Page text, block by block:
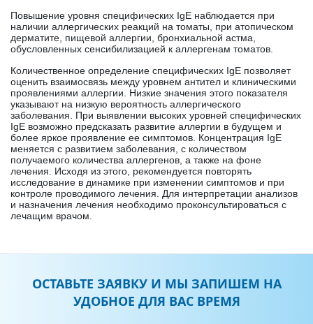
Повышение уровня специфических IgE наблюдается при
наличии аллергических реакций на томаты, при атопическом
дерматите, пищевой аллергии, бронхиальной астма,
обусловленных сенсибилизацией к аллергенам томатов.
Количественное определение специфических IgE позволяет
оценить взаимосвязь между уровнем антител и клиническими
проявлениями аллергии. Низкие значения этого показателя
указывают на низкую вероятность аллергического
заболевания. При выявлении высоких уровней специфических
IgE возможно предсказать развитие аллергии в будущем и
более яркое проявление ее симптомов. Концентрация IgE
меняется с развитием заболевания, с количеством
получаемого количества аллергенов, а также на фоне
лечения. Исходя из этого, рекомендуется повторять
исследование в динамике при изменении симптомов и при
контроле проводимого лечения. Для интерпретации анализов
и назначения лечения необходимо проконсультироваться с
лечащим врачом.
ОСТАВЬТЕ ЗАЯВКУ И МЫ ЗАПИШЕМ НА
УДОБНОЕ ДЛЯ ВАС ВРЕМЯ